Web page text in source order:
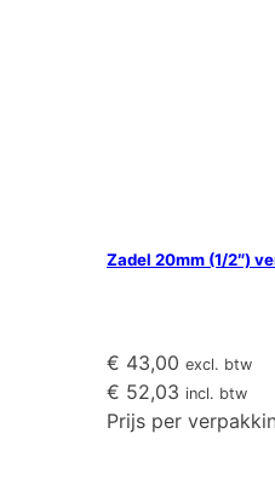
Zadel 20mm (1/2″)
€ 43,00 excl. btw
€ 52,03 incl. btw
Prijs per